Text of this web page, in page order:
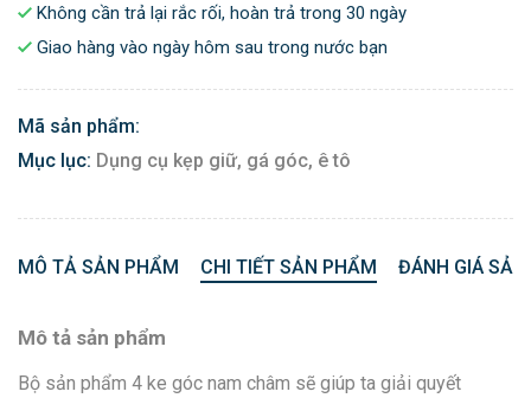
Không cần trả lại rắc rối, hoàn trả trong 30 ngày
Giao hàng vào ngày hôm sau trong nước bạn
Mã sản phẩm:
Mục lục: Dụng cụ kẹp giữ, gá góc, ê tô
MÔ TẢ SẢN PHẨM CHI TIẾT SẢN PHẨM ĐÁNH GIÁ
Mô tả sản phẩm
Bộ sản phẩm 4 ke góc nam châm sẽ giúp ta giải quyết